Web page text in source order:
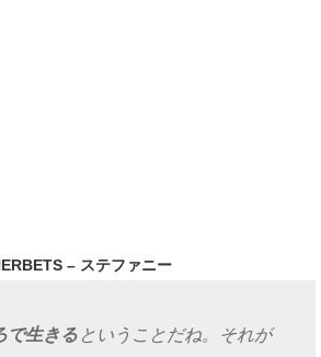
– ステファニー
で生きる ということだね。それが